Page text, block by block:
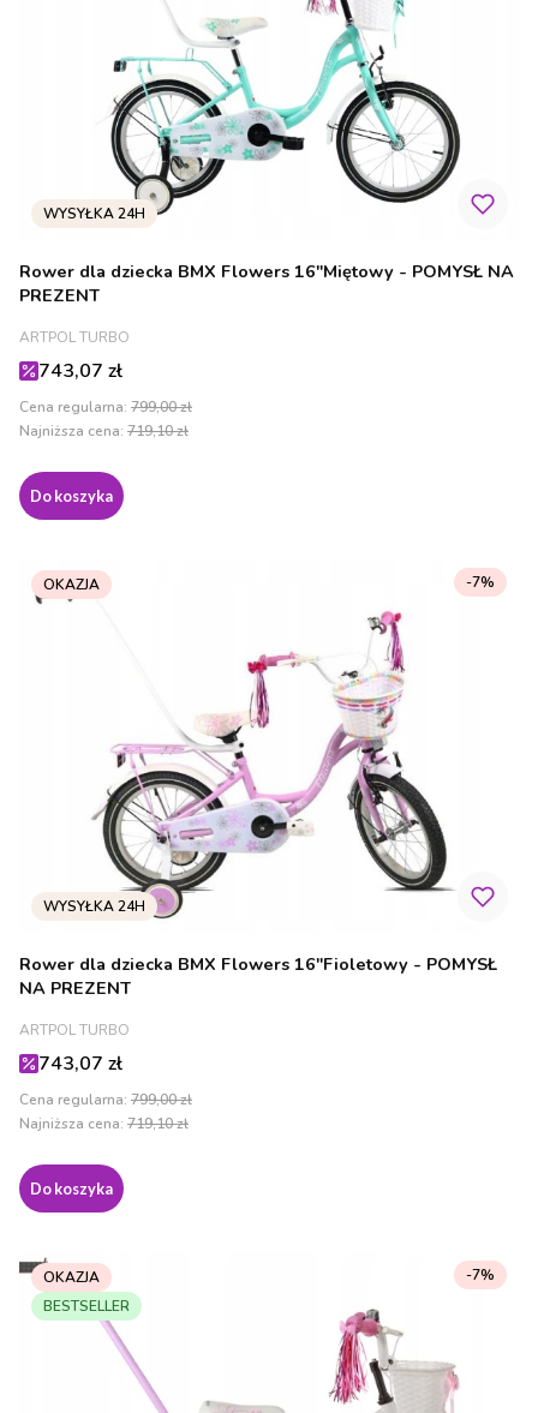
Rower dla dziecka BMX Flowers 16"Miętowy - POMYSŁ NA
PREZENT
PRODUCENT
ARTPOL TURBO
Cena promocyjna
743,07 zł
Cena regularna: 799,00 zł
Najniższa cena: 719,10 zł
Do koszyka
OKAZJA
Rower dla dziecka BMX Flowers 16"Fioletowy - POMYSŁ
NA PREZENT
PRODUCENT
ARTPOL TURBO
Cena promocyjna
743,07 zł
Cena regularna: 799,00 zł
-7%
Najniższa cena: 719,10 zł
Do koszyka
OKAZJA
BESTSELLER
-7%